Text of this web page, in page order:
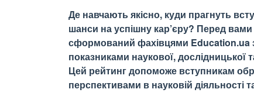
Де навчають якісно, куди прагнуть
шанси на успішну кар’єру? Перед
сформований фахівцями Education.ua
показниками наукової, дослідницької
Цей рейтинг допоможе вступникам
перспективами в науковій діяльності